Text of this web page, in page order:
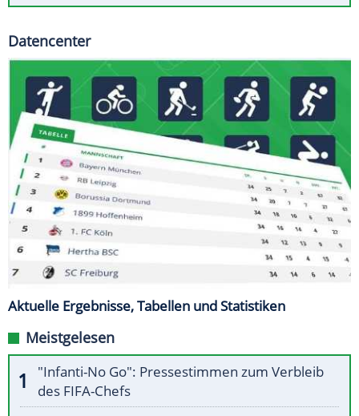
Datencenter
Aktuelle Ergebnisse, Tabellen und Statistiken
Meistgelesen
"Infanti-No Go": Pressestimmen zum Verbleib
des FIFA-Chefs